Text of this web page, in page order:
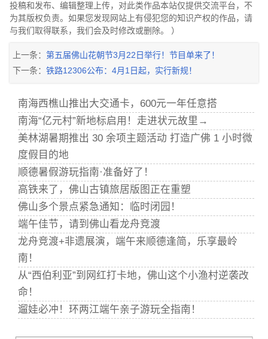
投稿和发布、编辑整理上传，对此类作品本站仅提供交流平台，不
为其版权负责。如果您发现网站上有侵犯您的知识产权的作品，请
与我们取得联系，我们会及时修改或删除。 ）
上一条： 第五届佛山花朝节3月22日举行！节目单来了！
下一条： 铁路12306公布：4月1日起，实行新规！
南海西樵山推出大交通卡，600元一年任意搭
南海“亿元村”新地标启用！走进状元故里→
美林湖暑期推出 30 余项主题活动 打造广佛 1 小时微
度假目的地
顺德暑假游玩指南·准备好了！
高铁来了，佛山古镇旅居版图正在重塑
佛山多个景点紧急通知：临时闭园！
端午佳节，请到佛山看龙舟竞渡
龙舟竞渡+非遗展演，端午来顺德逢简，乐享最岭
南！
从“西伯利亚”到网红打卡地，佛山这个小渔村逆袭改
命！
遛娃必冲！环两江端午亲子游玩全指南！